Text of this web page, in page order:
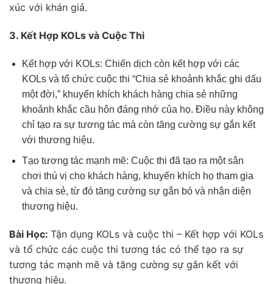
xúc với khán giả.
3. Kết Hợp KOLs và Cuộc Thi
Kết hợp với KOLs: Chiến dịch còn kết hợp với các
KOLs và tổ chức cuộc thi “Chia sẻ khoảnh khắc ghi dấu
một đời,” khuyến khích khách hàng chia sẻ những
khoảnh khắc cầu hôn đáng nhớ của họ. Điều này không
chỉ tạo ra sự tương tác mà còn tăng cường sự gắn kết
với thương hiệu.
Tạo tương tác mạnh mẽ: Cuộc thi đã tạo ra một sân
chơi thú vị cho khách hàng, khuyến khích họ tham gia
và chia sẻ, từ đó tăng cường sự gắn bó và nhận diện
thương hiệu.
Bài Học: Tận dụng KOLs và cuộc thi – Kết hợp với KOLs
và tổ chức các cuộc thi tương tác có thể tạo ra sự
tương tác mạnh mẽ và tăng cường sự gắn kết với
thương hiệu.